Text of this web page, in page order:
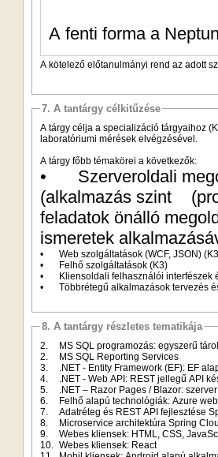
A fenti forma a
A kötelező előtanulmányi rend az adott
7. A tantárgy célkitűzése
A tárgy célja a specializáció tárgyaihoz
laboratóriumi mérések elvégzésével.
A tárgy főbb témakörei a következők:
•
Szerveroldali
(alkalmazás szint
feladatok önálló
ismeretek
•
Web szolgáltatások (WCF, JSON)
•
Felhő szolgáltatások (K3)
•
Kliensoldali felhasználói interfészek
•
Többrétegű alkalmazások tervezés
8. A tantárgy részletes tematikája
2.
MS SQL programozás: egyszerű
2.
MS SQL Reporting Services
3.
.NET - Entity Framework (EF): EF
4.
.NET - Web API: REST jellegű API
5.
.NET – Razor Pages / Blazor:
6.
Felhő alapú technológiák: Azure
7.
Adatréteg és REST API fejlesztése
8.
Microservice architektúra Spring
9.
Webes kliensek: HTML, CSS,
10. Webes kliensek: React